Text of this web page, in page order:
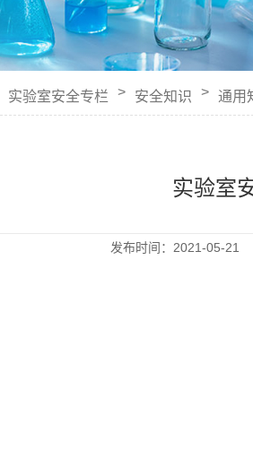
实验室安全专栏 > 安全知识 > 通用
实验室
发布时间：2021-05-21